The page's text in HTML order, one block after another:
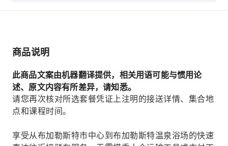
避免乘坐速度慢的公共交通工具和价格不稳定的计
选择比固定机票和接送套餐更经济实惠的替代方案
放松休息约5小时后返回布加勒斯特
商品说明
此商品文案由机器翻译提供，相关用语可能与惯用论
述、原文内容有所差异，请知悉。
请您再次核对所选套餐凭证上注明的接送详情、集合地
点和课程时间。
享受从布加勒斯特市中心到布加勒斯特温泉浴场的快速